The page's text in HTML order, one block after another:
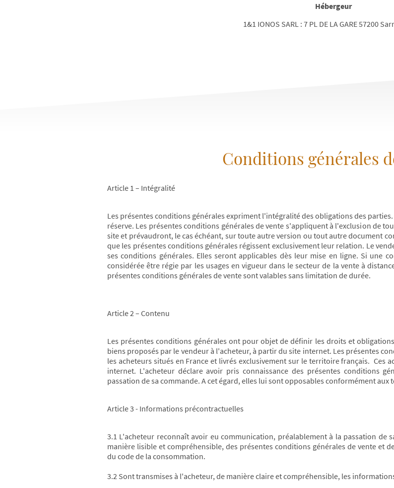
Hébergeur
1&1 IONOS SARL : 7 PL DE LA GARE 57200
Conditions générales
Article 1 – Intégralité
Les présentes conditions générales expriment l'intégralité des obligations des
réserve. Les présentes conditions générales de vente s'appliquent à l'exclusion de
site et prévaudront, le cas échéant, sur toute autre version ou tout autre document
que les présentes conditions générales régissent exclusivement leur relation. Le
ses conditions générales. Elles seront applicables dès leur mise en ligne. Si une
considérée être régie par les usages en vigueur dans le secteur de la vente à
présentes conditions générales de vente sont valables sans limitation de durée.
Article 2 – Contenu
Les présentes conditions générales ont pour objet de définir les droits et
biens proposés par le vendeur à l'acheteur, à partir du site internet. Les présentes
les acheteurs situés en France et livrés exclusivement sur le territoire français. Ces
internet. L'acheteur déclare avoir pris connaissance des présentes conditions
passation de sa commande. A cet égard, elles lui sont opposables conformément aux
Article 3 - Informations précontractuelles
3.1 L'acheteur reconnaît avoir eu communication, préalablement à la passation de
manière lisible et compréhensible, des présentes conditions générales de vente et
du code de la consommation.
3.2 Sont transmises à l'acheteur, de manière claire et compréhensible, les